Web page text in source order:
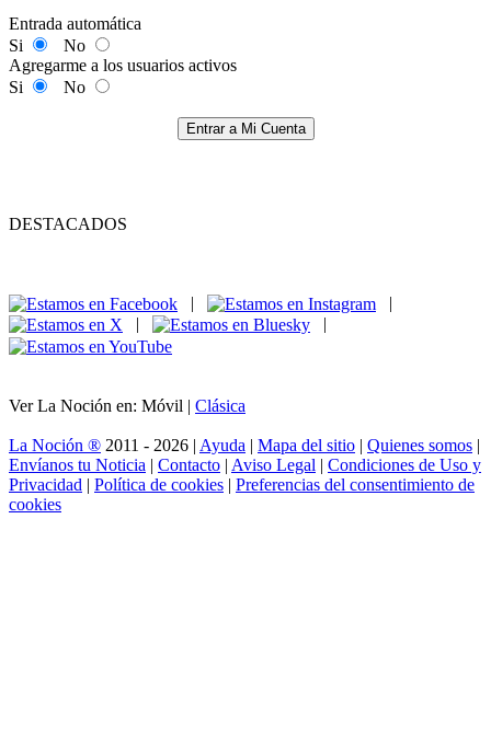
Entrada automática
Si
No
Agregarme a los usuarios activos
Si
No
Entrar a Mi Cuenta
DESTACADOS
|
|
|
|
Ver La Noción en: Móvil | Clásica
La Noción ® 2011 - 2026 | Ayuda | Mapa del sitio | Quienes somos |
Envíanos tu Noticia | Contacto | Aviso Legal | Condiciones de Uso y
Privacidad | Política de cookies | Preferencias del consentimiento de
cookies